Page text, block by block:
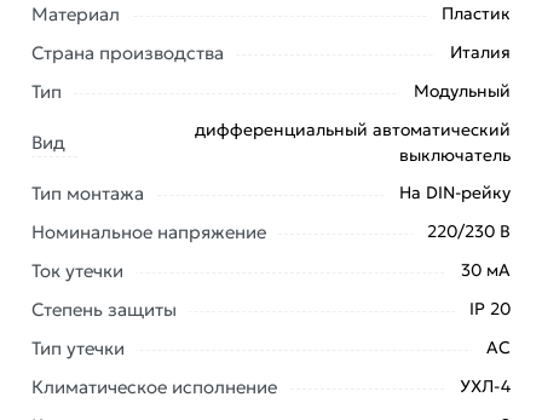
Условия доставки и цены на товар Автоматический
выключатель дифференциального тока ABB DSH201
C40 AC30 2CSR255070R1404 из категории
действительны в Москве и области.
заказ и свяжутся с Вами для согласования условий
доставки или самовывоза. Перед оформлением
описанием, характеристиками и отзывами.
Материал Пластик
Страна производства Италия
Тип Модульный
Вид
дифференциальный автоматический
выключатель
Тип монтажа На DIN-рейку
Номинальное напряжение 220/230 В
Ток утечки 30 мА
Степень защиты IP 20
Тип утечки АС
Климатическое исполнение УХЛ-4